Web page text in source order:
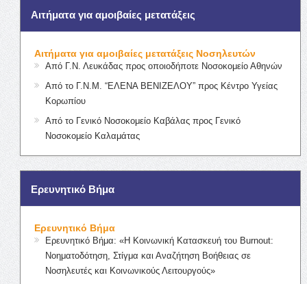
Αιτήματα για αμοιβαίες μετατάξεις
Αιτήματα για αμοιβαίες μετατάξεις Νοσηλευτών
Από Γ.Ν. Λευκάδας προς οποιοδήποτε Νοσοκομείο Αθηνών
Από το Γ.Ν.Μ. “ΕΛΕΝΑ ΒΕΝΙΖΕΛΟΥ” προς Κέντρο Υγείας
Κορωπίου
Από το Γενικό Νοσοκομείο Καβάλας προς Γενικό
Νοσοκομείο Καλαμάτας
Ερευνητικό Βήμα
Ερευνητικό Βήμα
Ερευνητικό Βήμα: «Η Κοινωνική Κατασκευή του Burnout:
Νοηματοδότηση, Στίγμα και Αναζήτηση Βοήθειας σε
Νοσηλευτές και Κοινωνικούς Λειτουργούς»